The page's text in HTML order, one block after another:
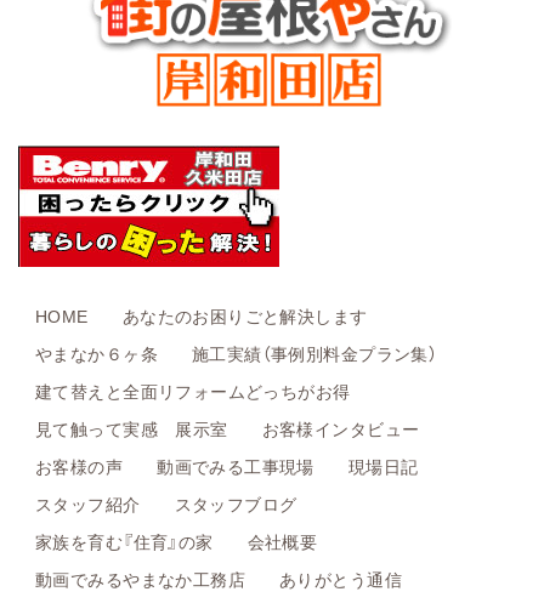
HOME
あなたのお困りごと解決します
やまなか６ヶ条
施工実績（事例別料金プラン集）
建て替えと全面リフォームどっちがお得
見て触って実感 展示室
お客様インタビュー
お客様の声
動画でみる工事現場
現場日記
スタッフ紹介
スタッフブログ
家族を育む『住育』の家
会社概要
動画でみるやまなか工務店
ありがとう通信